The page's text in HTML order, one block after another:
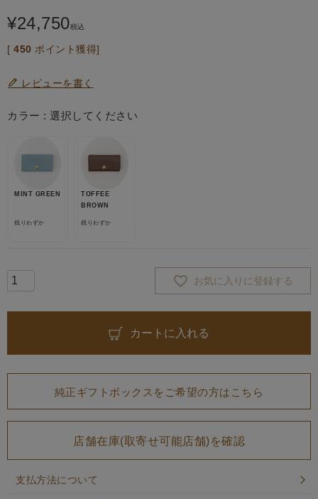
¥24,750税込
[ 450 ポイント獲得]
レビューを書く
カラー 選択してください
MINT GREEN
残りわずか
TOFFEE
BROWN
残りわずか
お気に入りに登録する
カートに入れる
純正ギフトボックスをご希望の方はこちら
店舗在庫(取寄せ可能店舗)を確認
支払方法について